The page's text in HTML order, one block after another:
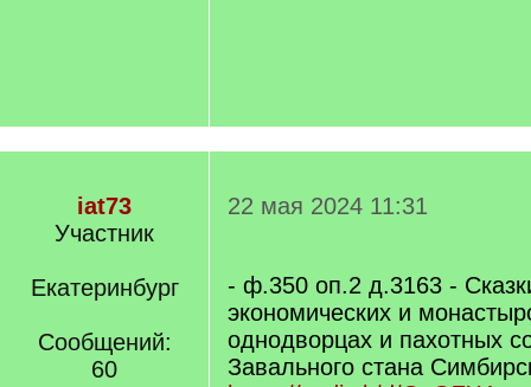
iat73
Участник
Екатеринбург
Сообщений:
60
22 мая 2024 11:31
- ф.350 оп.2 д.3163 -
экономических и
однодворцах и пахотных
Завального стана